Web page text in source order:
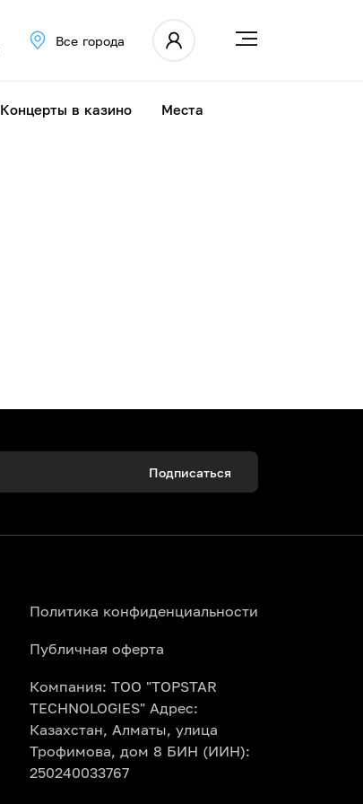
Все города
Концерты в казино Места
Подписаться
Политика конфиденциальности
Публичная оферта
Компания: ТОО "TOPSTAR
TECHNOLOGIES" Адрес:
Казахстан, Алматы, улица
Трофимова, дом 8 БИН (ИИН):
250240033767